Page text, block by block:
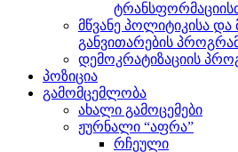
მწვანე პოლიტიკისა
განვითარების
დემოკრატიზაციის
პოზიცია
გამომცემლობა
ახალი გამოცემები
ჟურნალი “აფრა”
რჩეული